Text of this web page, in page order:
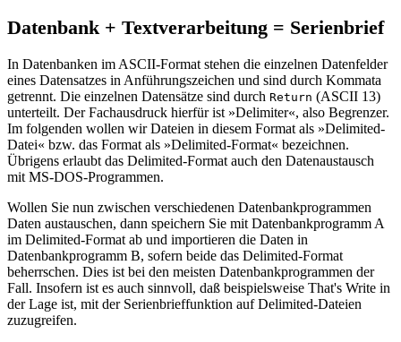
Datenbank + Textverarbeitung = Serienbrief
In Datenbanken im ASCII-Format stehen die einzelnen Datenfelder
eines Datensatzes in Anführungszeichen und sind durch Kommata
getrennt. Die einzelnen Datensätze sind durch Return (ASCII 13)
unterteilt. Der Fachausdruck hierfür ist »Delimiter«, also Begrenzer.
Im folgenden wollen wir Dateien in diesem Format als »Delimited-
Datei« bzw. das Format als »Delimited-Format« bezeichnen.
Übrigens erlaubt das Delimited-Format auch den Datenaustausch
mit MS-DOS-Programmen.
Wollen Sie nun zwischen verschiedenen Datenbankprogrammen
Daten austauschen, dann speichern Sie mit Datenbankprogramm A
im Delimited-Format ab und importieren die Daten in
Datenbankprogramm B, sofern beide das Delimited-Format
beherrschen. Dies ist bei den meisten Datenbankprogrammen der
Fall. Insofern ist es auch sinnvoll, daß beispielsweise That's Write in
der Lage ist, mit der Serienbrieffunktion auf Delimited-Dateien
zuzugreifen.